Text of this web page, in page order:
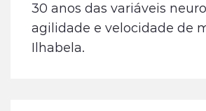
30 anos das variáveis
agilidade e velocidade de
Ilhabela.